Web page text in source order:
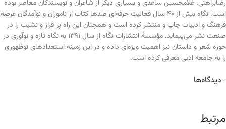
رضابراهنی، غلامحسین ساعدی و بسیاری دیگر از شاعران و نویسندگان معاصر بوده
است. نگاه بیش از ۴۰ سال فعالیت حرفه‌ای صدها کتاب از ناموران و نوآمدگان عرصه
فرهنگ و ادبیات چاپ و منتشر کرده است و همچنان این راه پر فراز و نشیب را در
صنعت نشر می‌پیماید. مؤسسهٔ انتشارات نگاه از سال ۱۳۹۱ به نگاه تازه و نوآوری در
حوزه شعر و داستان نیز اهمیت ویژه‌ای داده و در این زمینه استعدادهای نوظهوری
را به جامعه ادبی معرفی کرده است.
دیدگاه‌ها
مرتبط